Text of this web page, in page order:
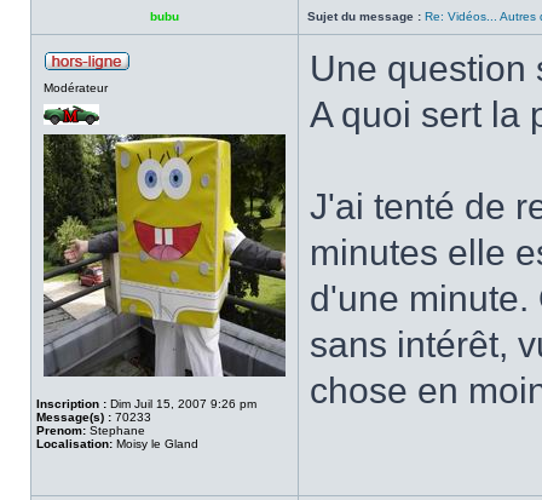
bubu Sujet du message : Re: Vidéos... Autres
Modérateur
Inscription : Dim Juil 15, 2007 9:26 pm
Message(s) : 70233
Prenom: Stephane
Localisation: Moisy le Gland
Une question
A quoi sert la
J'ai tenté de
minutes elle
d'une minute.
sans intérêt,
chose en